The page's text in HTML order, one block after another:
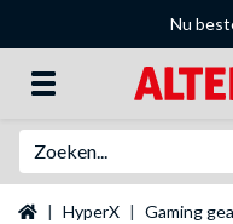
Nu
Startpagina
HyperX Gaming